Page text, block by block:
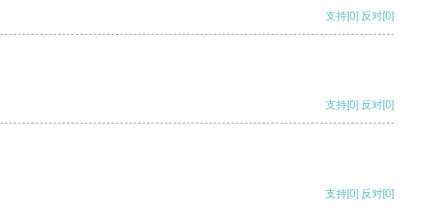
支持[0] 反对[0]
支持[0] 反对[0]
支持[0] 反对[0]